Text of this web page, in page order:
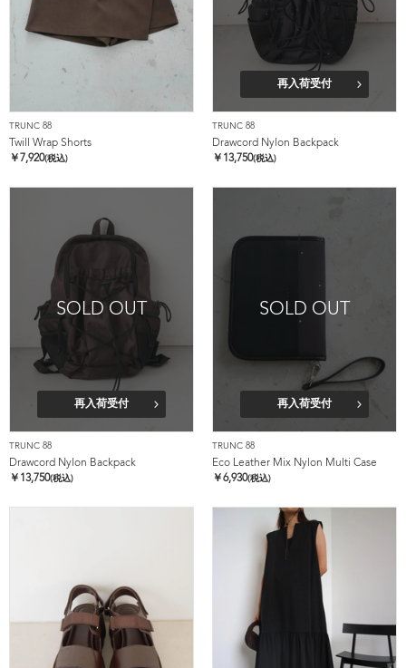
TRUNC 88
Twill Wrap Shorts
￥ 7,920(税込)
再入荷受付
TRUNC 88
Drawcord Nylon Backpack
￥ 13,750(税込)
SOLD OUT
再入荷受付
TRUNC 88
Drawcord Nylon Backpack
￥ 13,750(税込)
SOLD OUT
再入荷受付
TRUNC 88
Eco Leather Mix Nylon Multi Case
￥6,930(税込)